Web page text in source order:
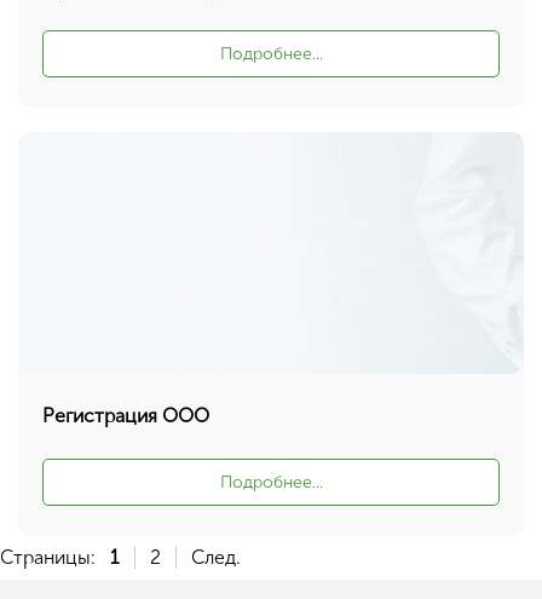
Подробнее...
Регистрация ООО
Подробнее...
Страницы: 1 2 След.